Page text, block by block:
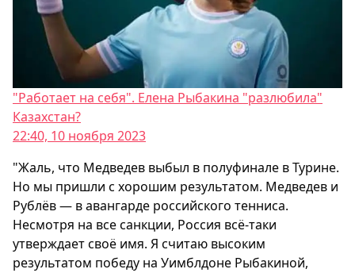
"Работает на себя". Елена Рыбакина "разлюбила"
Казахстан?
22:40, 10 ноября 2023
"Жаль, что Медведев выбыл в полуфинале в Турине.
Но мы пришли с хорошим результатом. Медведев и
Рублёв — в авангарде российского тенниса.
Несмотря на все санкции, Россия всё-таки
утверждает своё имя. Я считаю высоким
результатом победу на Уимблдоне Рыбакиной,